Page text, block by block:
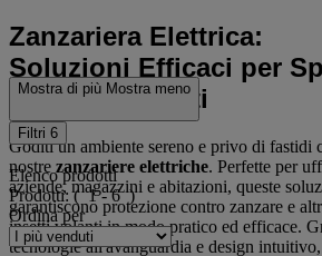
Zanzariera Elettrica:
Soluzioni Efficaci per
Liberi da Insetti
Goditi un ambiente sereno e privo di fastidi
nostre zanzariere elettriche. Perfette per
aziende, magazzini e abitazioni, queste
garantiscono protezione contro zanzare e
insetti volanti in modo pratico ed efficace.
tecnologie all'avanguardia e design
Mostra di più Mostra meno
Filtri 6
Elenco prodotti
Prodotti:( 1 - 6 )
Ordina per